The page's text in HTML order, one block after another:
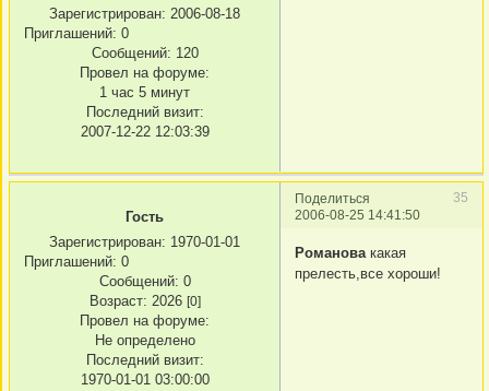
Зарегистрирован: 2006-08-18
Приглашений: 0
Сообщений: 120
Провел на форуме:
1 час 5 минут
Последний визит:
2007-12-22 12:03:39
Поделиться
35
2006-08-25 14:41:50
Гость
Зарегистрирован: 1970-01-01
Приглашений: 0
Сообщений: 0
Возраст: 2026 [0]
Провел на форуме:
Не определено
Последний визит:
1970-01-01 03:00:00
Романовакакая
прелесть,все хороши!